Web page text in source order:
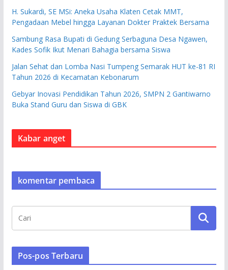
H. Sukardi, SE MSi: Aneka Usaha Klaten Cetak MMT,
Pengadaan Mebel hingga Layanan Dokter Praktek Bersama
Sambung Rasa Bupati di Gedung Serbaguna Desa Ngawen,
Kades Sofik Ikut Menari Bahagia bersama Siswa
Jalan Sehat dan Lomba Nasi Tumpeng Semarak HUT ke-81 RI
Tahun 2026 di Kecamatan Kebonarum
Gebyar Inovasi Pendidikan Tahun 2026, SMPN 2 Gantiwarno
Buka Stand Guru dan Siswa di GBK
Kabar anget
komentar pembaca
Pos-pos Terbaru